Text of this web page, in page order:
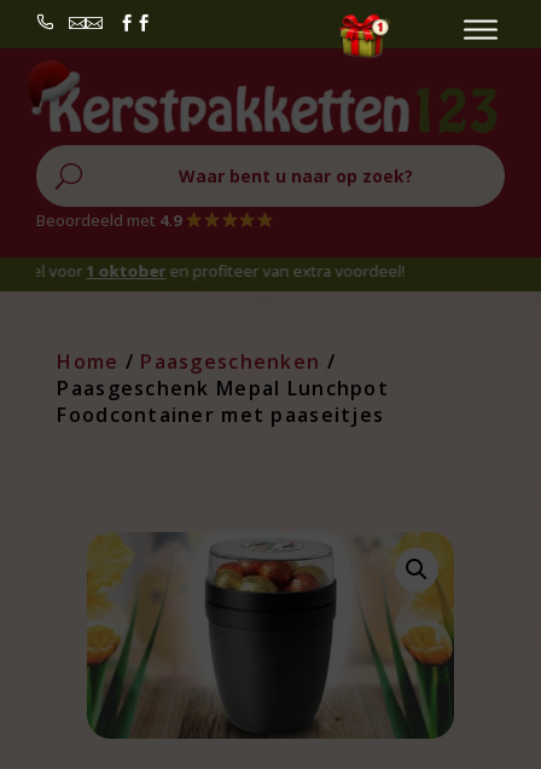
 
U
Beoordeeld met 4.9
1 oktoberen profiteer van extra voordeel!
Home / Paasgeschenken /
Paasgeschenk Mepal Lunchpot
Foodcontainer met paaseitjes